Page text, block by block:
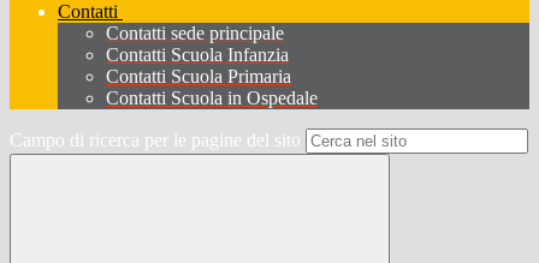
Contatti
Contatti sede principale
Contatti Scuola Infanzia
Contatti Scuola Primaria
Contatti Scuola in Ospedale
Campo di ricerca per le pagine del sito